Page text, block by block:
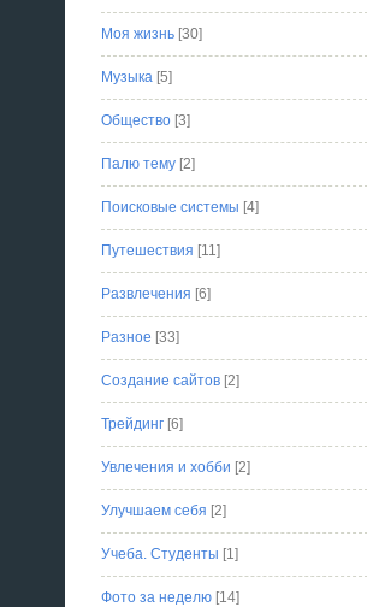
Моя жизнь[30]
Музыка[5]
Общество[3]
Палю тему[2]
Поисковые системы [4]
Путешествия [11]
Развлечения [6]
Разное [33]
Создание сайтов[2]
Трейдинг[6]
Увлечения и хобби [2]
Улучшаем себя [2]
Учеба. Студенты [1]
Фото за неделю[14]